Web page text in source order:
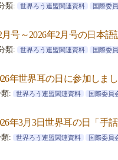
類: 世界ろう連盟関連資料 国際委
号～2026年2月号の日本
類: 世界ろう連盟関連資料 国際委
年世界耳の日に参加しま
: 世界ろう連盟関連資料 国際委員
年3月3日世界耳の日「手
: 世界ろう連盟関連資料 国際委員